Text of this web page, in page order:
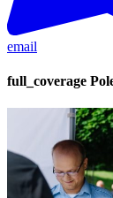
email
full_coverage